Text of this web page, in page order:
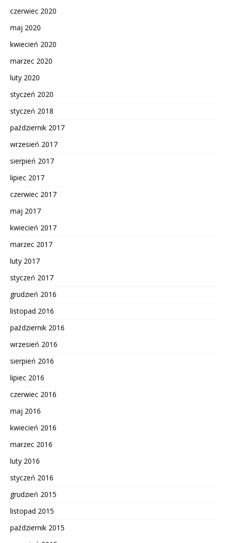
czerwiec 2020
maj 2020
kwiecień 2020
marzec 2020
luty 2020
styczeń 2020
styczeń 2018
październik 2017
wrzesień 2017
sierpień 2017
lipiec 2017
czerwiec 2017
maj 2017
kwiecień 2017
marzec 2017
luty 2017
styczeń 2017
grudzień 2016
listopad 2016
październik 2016
wrzesień 2016
sierpień 2016
lipiec 2016
czerwiec 2016
maj 2016
kwiecień 2016
marzec 2016
luty 2016
styczeń 2016
grudzień 2015
listopad 2015
październik 2015